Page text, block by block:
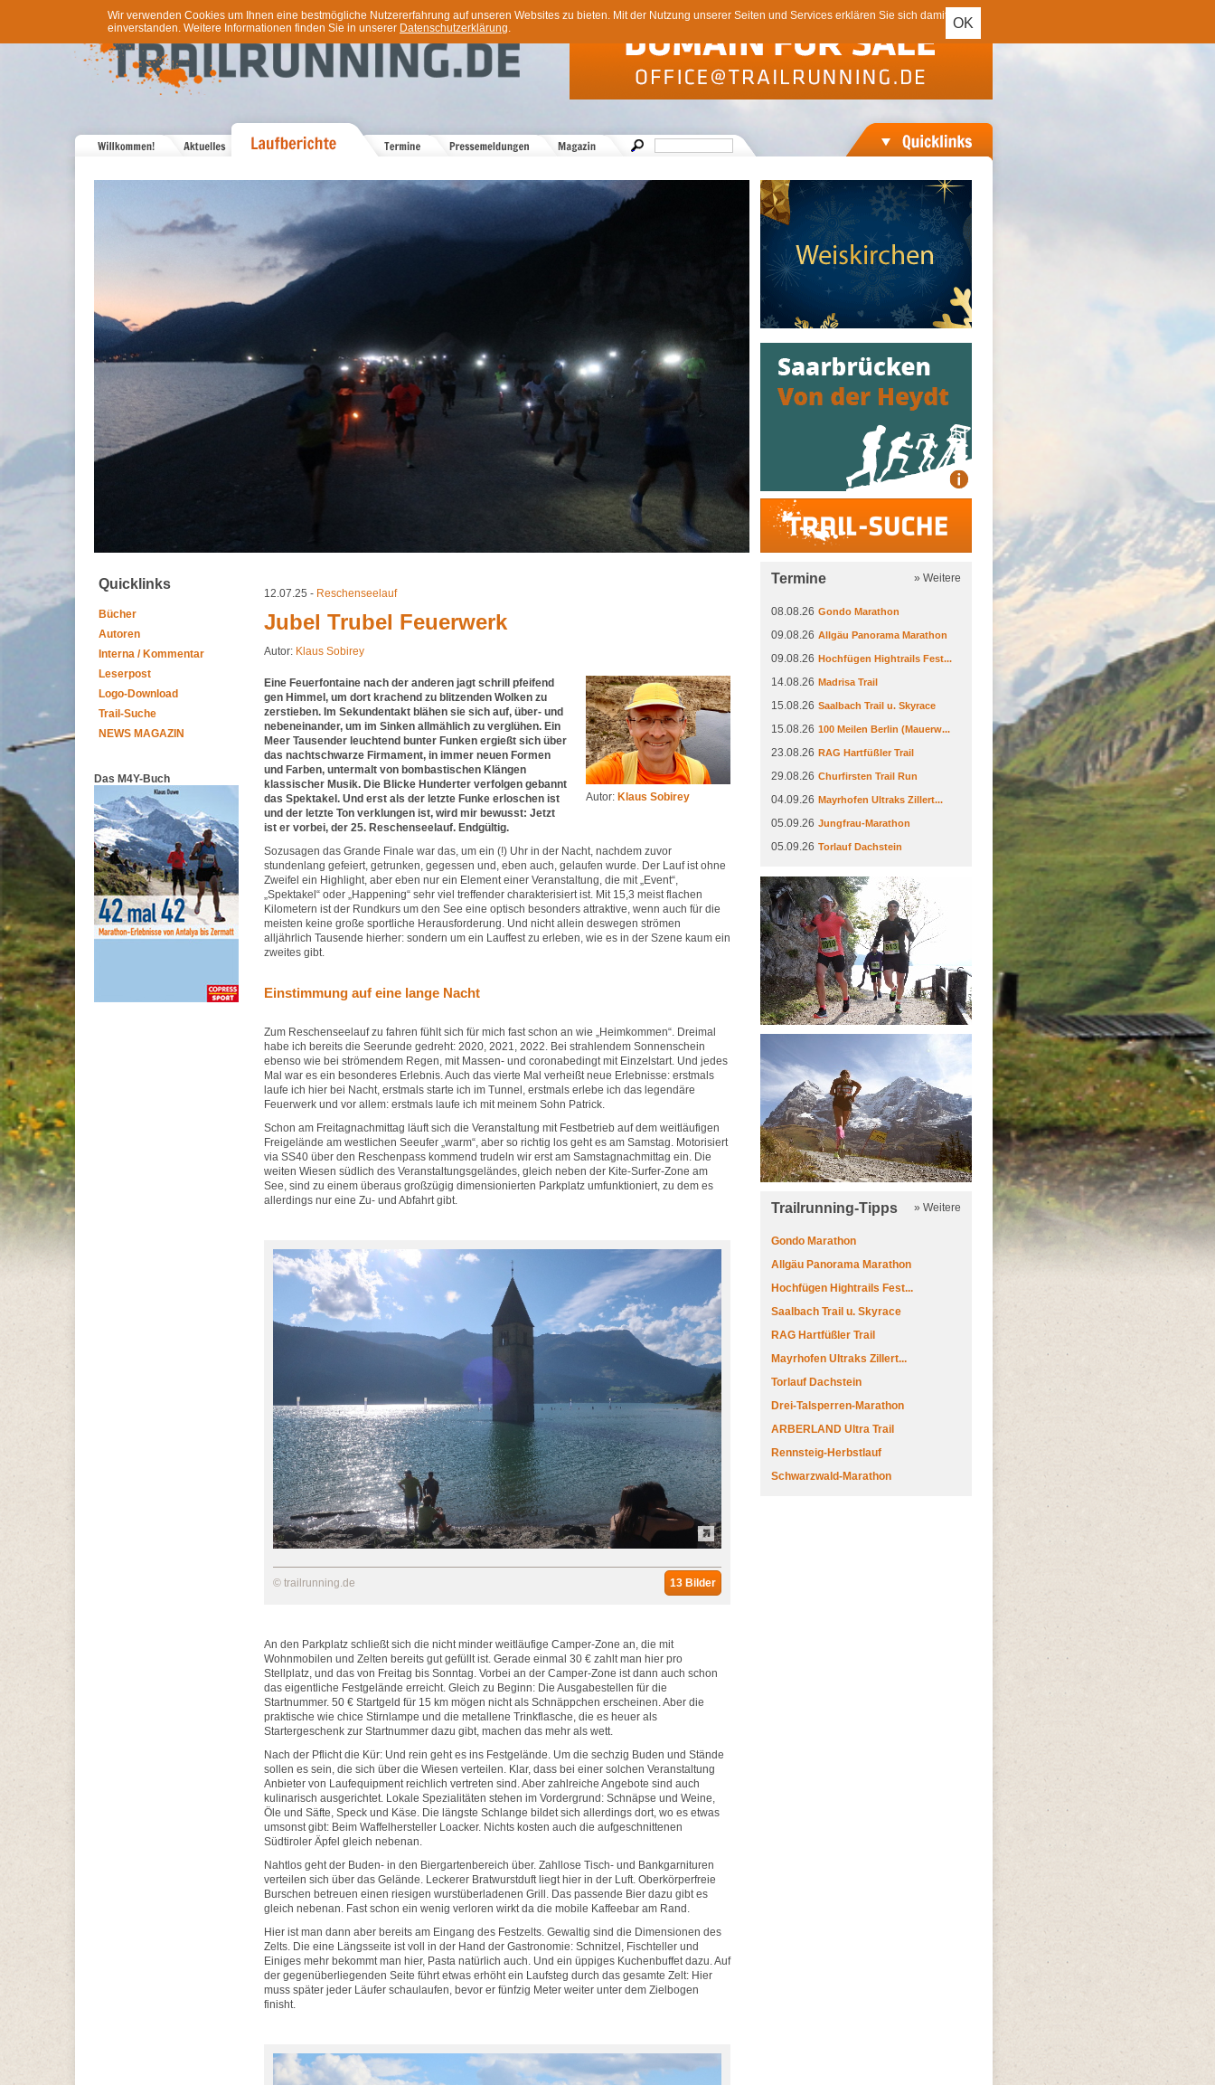
OK
Wir verwenden Cookies um Ihnen eine bestmögliche Nutzererfahrung auf unseren Websites zu bieten. Mit der Nutzung unserer Seiten und Services erklären Sie sich damit
einverstanden. Weitere Informationen finden Sie in unserer Datenschutzerklärung.
Quicklinks
Bücher
Autoren
Interna / Kommentar
Leserpost
Logo-Download
Trail-Suche
NEWS MAGAZIN
Das M4Y-Buch
12.07.25 - Reschenseelauf
Jubel Trubel Feuerwerk
Autor: Klaus Sobirey
Autor: Klaus Sobirey
Eine Feuerfontaine nach der anderen jagt schrill pfeifend
gen Himmel, um dort krachend zu blitzenden Wolken zu
zerstieben. Im Sekundentakt blähen sie sich auf, über- und
nebeneinander, um im Sinken allmählich zu verglühen. Ein
Meer Tausender leuchtend bunter Funken ergießt sich über
das nachtschwarze Firmament, in immer neuen Formen
und Farben, untermalt von bombastischen Klängen
klassischer Musik. Die Blicke Hunderter verfolgen gebannt
das Spektakel. Und erst als der letzte Funke erloschen ist
und der letzte Ton verklungen ist, wird mir bewusst: Jetzt
ist er vorbei, der 25. Reschenseelauf. Endgültig.
Sozusagen das Grande Finale war das, um ein (!) Uhr in der Nacht, nachdem zuvor
stundenlang gefeiert, getrunken, gegessen und, eben auch, gelaufen wurde. Der Lauf ist ohne
Zweifel ein Highlight, aber eben nur ein Element einer Veranstaltung, die mit „Event“,
„Spektakel“ oder „Happening“ sehr viel treffender charakterisiert ist. Mit 15,3 meist flachen
Kilometern ist der Rundkurs um den See eine optisch besonders attraktive, wenn auch für die
meisten keine große sportliche Herausforderung. Und nicht allein deswegen strömen
alljährlich Tausende hierher: sondern um ein Lauffest zu erleben, wie es in der Szene kaum ein
zweites gibt.
Einstimmung auf eine lange Nacht
Zum Reschenseelauf zu fahren fühlt sich für mich fast schon an wie „Heimkommen“. Dreimal
habe ich bereits die Seerunde gedreht: 2020, 2021, 2022. Bei strahlendem Sonnenschein
ebenso wie bei strömendem Regen, mit Massen- und coronabedingt mit Einzelstart. Und jedes
Mal war es ein besonderes Erlebnis. Auch das vierte Mal verheißt neue Erlebnisse: erstmals
laufe ich hier bei Nacht, erstmals starte ich im Tunnel, erstmals erlebe ich das legendäre
Feuerwerk und vor allem: erstmals laufe ich mit meinem Sohn Patrick.
Schon am Freitagnachmittag läuft sich die Veranstaltung mit Festbetrieb auf dem weitläufigen
Freigelände am westlichen Seeufer „warm“, aber so richtig los geht es am Samstag. Motorisiert
via SS40 über den Reschenpass kommend trudeln wir erst am Samstagnachmittag ein. Die
weiten Wiesen südlich des Veranstaltungsgeländes, gleich neben der Kite-Surfer-Zone am
See, sind zu einem überaus großzügig dimensionierten Parkplatz umfunktioniert, zu dem es
allerdings nur eine Zu- und Abfahrt gibt.
© trailrunning.de 13 Bilder
An den Parkplatz schließt sich die nicht minder weitläufige Camper-Zone an, die mit
Wohnmobilen und Zelten bereits gut gefüllt ist. Gerade einmal 30 € zahlt man hier pro
Stellplatz, und das von Freitag bis Sonntag. Vorbei an der Camper-Zone ist dann auch schon
das eigentliche Festgelände erreicht. Gleich zu Beginn: Die Ausgabestellen für die
Startnummer. 50 € Startgeld für 15 km mögen nicht als Schnäppchen erscheinen. Aber die
praktische wie chice Stirnlampe und die metallene Trinkflasche, die es heuer als
Startergeschenk zur Startnummer dazu gibt, machen das mehr als wett.
Nach der Pflicht die Kür: Und rein geht es ins Festgelände. Um die sechzig Buden und Stände
sollen es sein, die sich über die Wiesen verteilen. Klar, dass bei einer solchen Veranstaltung
Anbieter von Laufequipment reichlich vertreten sind. Aber zahlreiche Angebote sind auch
kulinarisch ausgerichtet. Lokale Spezialitäten stehen im Vordergrund: Schnäpse und Weine,
Öle und Säfte, Speck und Käse. Die längste Schlange bildet sich allerdings dort, wo es etwas
umsonst gibt: Beim Waffelhersteller Loacker. Nichts kosten auch die aufgeschnittenen
Südtiroler Äpfel gleich nebenan.
Nahtlos geht der Buden- in den Biergartenbereich über. Zahllose Tisch- und Bankgarnituren
verteilen sich über das Gelände. Leckerer Bratwurstduft liegt hier in der Luft. Oberkörperfreie
Burschen betreuen einen riesigen wurstüberladenen Grill. Das passende Bier dazu gibt es
gleich nebenan. Fast schon ein wenig verloren wirkt da die mobile Kaffeebar am Rand.
Hier ist man dann aber bereits am Eingang des Festzelts. Gewaltig sind die Dimensionen des
Zelts. Die eine Längsseite ist voll in der Hand der Gastronomie: Schnitzel, Fischteller und
Einiges mehr bekommt man hier, Pasta natürlich auch. Und ein üppiges Kuchenbuffet dazu. Auf
der gegenüberliegenden Seite führt etwas erhöht ein Laufsteg durch das gesamte Zelt: Hier
muss später jeder Läufer schaulaufen, bevor er fünfzig Meter weiter unter dem Zielbogen
finisht.
Termine » Weitere
08.08.26 Gondo Marathon
09.08.26 Allgäu Panorama Marathon
09.08.26 Hochfügen Hightrails Fest...
14.08.26 Madrisa Trail
15.08.26 Saalbach Trail u. Skyrace
15.08.26 100 Meilen Berlin (Mauerw...
23.08.26 RAG Hartfüßler Trail
29.08.26 Churfirsten Trail Run
04.09.26 Mayrhofen Ultraks Zillert...
05.09.26 Jungfrau-Marathon
05.09.26 Torlauf Dachstein
Trailrunning-Tipps » Weitere
Gondo Marathon
Allgäu Panorama Marathon
Hochfügen Hightrails Fest...
Saalbach Trail u. Skyrace
RAG Hartfüßler Trail
Mayrhofen Ultraks Zillert...
Torlauf Dachstein
Drei-Talsperren-Marathon
ARBERLAND Ultra Trail
Rennsteig-Herbstlauf
Schwarzwald-Marathon